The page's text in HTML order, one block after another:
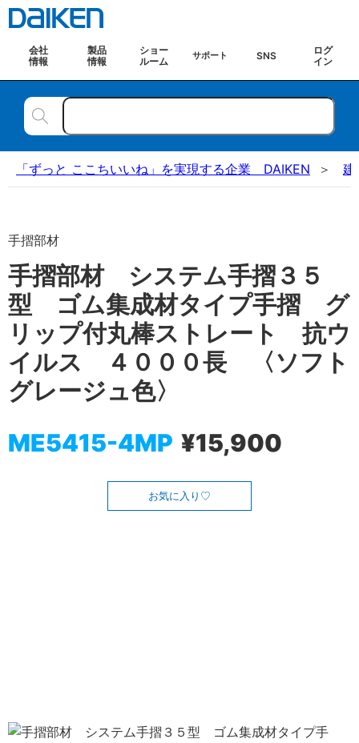
会社
情報
製品
情報
ショー
ルーム
サポート SNS
ログ
イン
「ずっと ここちいいね」を実現する企業 DAIKEN 建
手摺部材
手摺部材 システム手摺３５
型 ゴム集成材タイプ手摺 グ
リップ付丸棒ストレート 抗ウ
イルス ４０００長 〈ソフト
グレージュ色〉
ME5415-4MP ¥15,900
お気に入り